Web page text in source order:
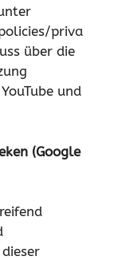
priva
über die
und
(Google